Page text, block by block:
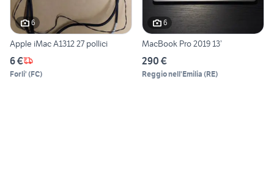
6
Apple iMac A1312 27 pollici
6 €
Forli' (FC)
6
MacBook Pro 2019 13’
290 €
Reggio nell'Emilia (RE)